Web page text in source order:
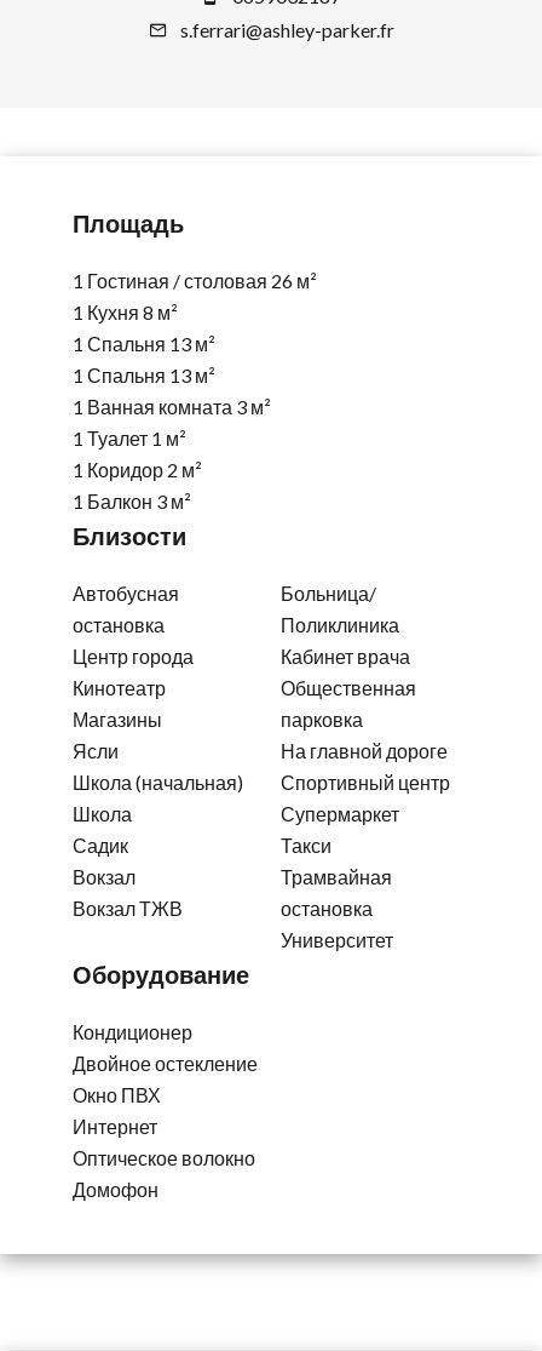
s.ferrari@ashley-parker.fr
Площадь
1 Гостиная / столовая 26 м²
1 Кухня 8 м²
1 Спальня 13 м²
1 Спальня 13 м²
1 Ванная комната 3 м²
1 Туалет 1 м²
1 Коридор 2 м²
1 Балкон 3 м²
Близости
Автобусная
остановка
Центр города
Кинотеатр
Магазины
Ясли
Школа (начальная)
Школа
Садик
Вокзал
Вокзал ТЖВ
Больница/
Поликлиника
Кабинет врача
Общественная
парковка
На главной дороге
Спортивный центр
Супермаркет
Такси
Трамвайная
остановка
Университет
Оборудование
Кондиционер
Двойное остекление
Окно ПВХ
Интернет
Оптическое волокно
Домофон